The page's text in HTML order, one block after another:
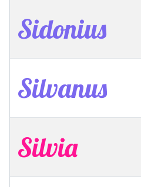
Sidonius
Silvanus
Silvia